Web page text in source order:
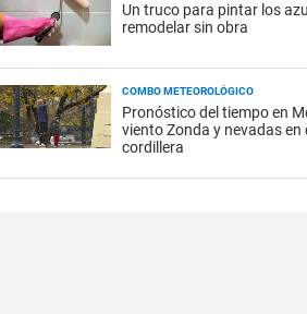
Un truco para pintar los
remodelar sin obra
COMBO METEOROLÓGICO
Pronóstico del tiempo en
viento Zonda y nevadas en
cordillera